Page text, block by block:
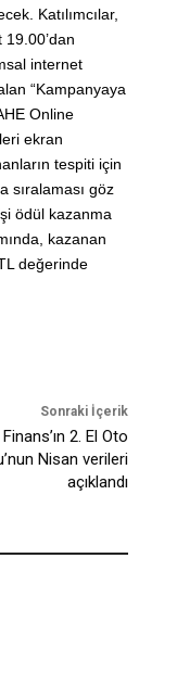
Katılımcılar,
internet
“Kampanyaya
Online
ekran
tespiti için
sıralaması göz
ödül kazanma
kazanan
değerinde
Sonraki İçerik
2. El Oto
Nisan verileri
açıklandı